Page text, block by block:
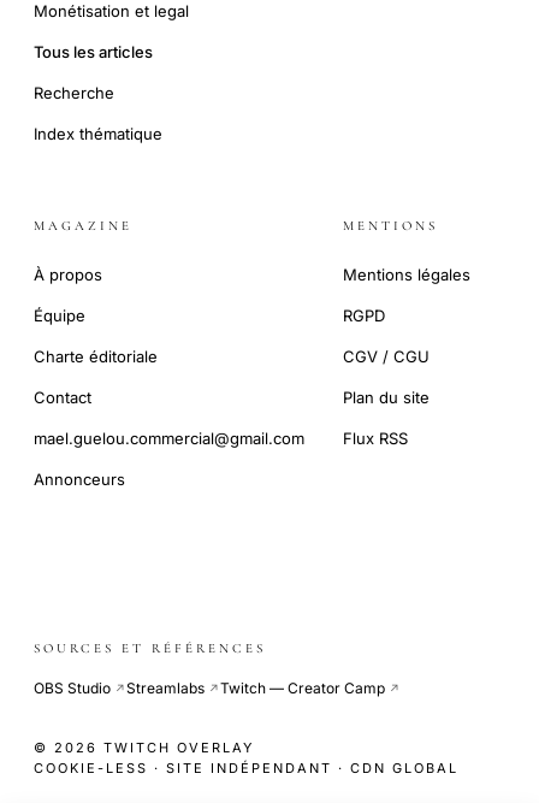
Monétisation et legal
Tous les articles
Recherche
Index thématique
MAGAZINE
À propos
Équipe
Charte éditoriale
Contact
mael.guelou.commercial@gmail.com
Annonceurs
MENTIONS
Mentions légales
RGPD
CGV / CGU
Plan du site
Flux RSS
SOURCES ET RÉFÉRENCES
OBS Studio ↗Streamlabs ↗Twitch — Creator Camp ↗
© 2026 TWITCH OVERLAY
COOKIE-LESS · SITE INDÉPENDANT · CDN GLOBAL